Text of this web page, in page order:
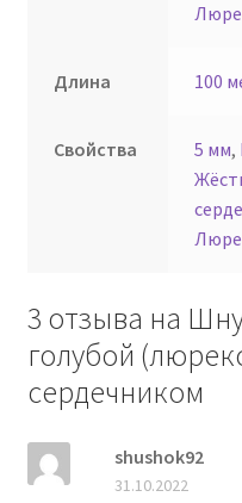
Длина 100
Свойства 5 мм,
3 отзыва на
голубой
сердечником
shushok92
31.10.2022